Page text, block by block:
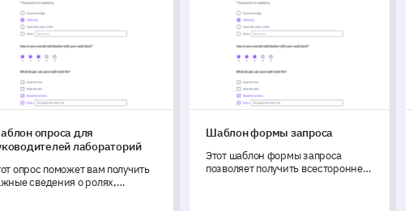
опроса для
лабораторий
опрос поможет вам получить
сведения о ролях,
Шаблон формы запроса
Этот шаблон формы запроса
позволяет получить всестороннее